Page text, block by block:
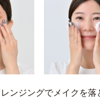
ンジングでメイクを落